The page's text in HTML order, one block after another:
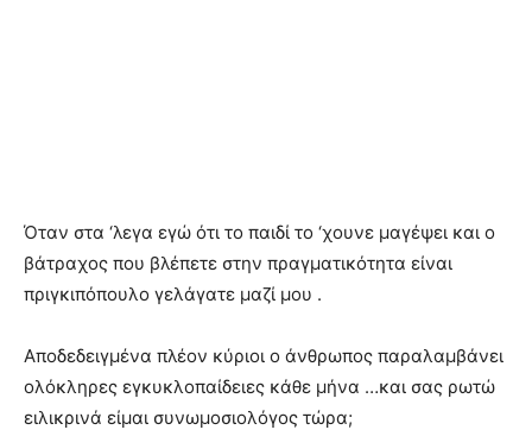
Όταν στα ‘λεγα εγώ ότι το παιδί το ‘χουνε μαγέψει και ο
βάτραχος που βλέπετε στην πραγματικότητα είναι
πριγκιπόπουλο γελάγατε μαζί μου .
Αποδεδειγμένα πλέον κύριοι ο άνθρωπος παραλαμβάνει
ολόκληρες εγκυκλοπαίδειες κάθε μήνα …και σας ρωτώ
ειλικρινά είμαι συνωμοσιολόγος τώρα;